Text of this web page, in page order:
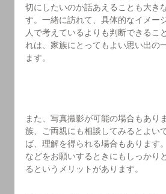
切にしたいのか話あえることも大き
す。一緒に訪れて、具体的なイメー
人で考えているよりも判断できるこ
れは、家族にとってもよい思い出の
ます。
また、写真撮影が可能の場合もあり
族、ご両親にも相談してみるとよい
ば、理解を得られる場合もあります
などをお願いするときにもしっかり
るというメリットがあります。